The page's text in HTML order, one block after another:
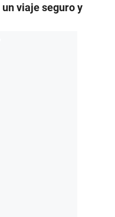
viaje seguro y